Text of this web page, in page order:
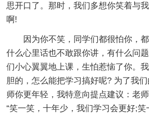
思开口了。那时，我们多想你笑着与
啊!
因为你不笑，同学们都很怕你，
什么心里话也不敢跟你讲，有什么问
们小心翼翼地上课，生怕惹恼了你。
胆的，怎么能把学习搞好呢? 为了我
师你更年轻，我特意向提点建议：老
“笑一笑，十年少，我们学习会更好;